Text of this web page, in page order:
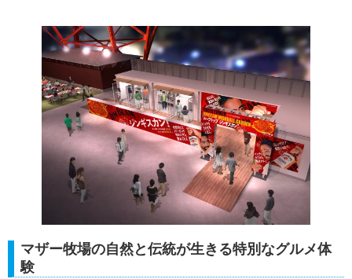
マザー牧場の自然と伝統が生きる特別なグルメ体
験